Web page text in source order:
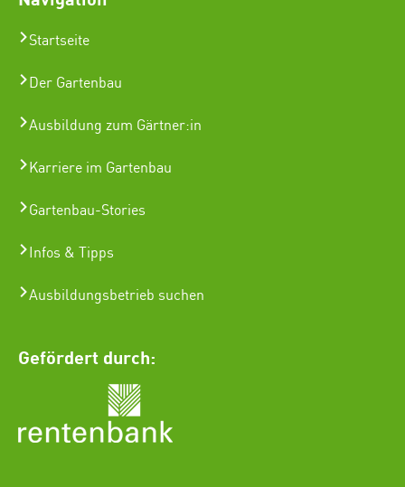
Startseite
Der Gartenbau
Ausbildung zum Gärtner:in
Karriere im Gartenbau
Gartenbau-Stories
Infos & Tipps
Ausbildungsbetrieb suchen
Gefördert durch: